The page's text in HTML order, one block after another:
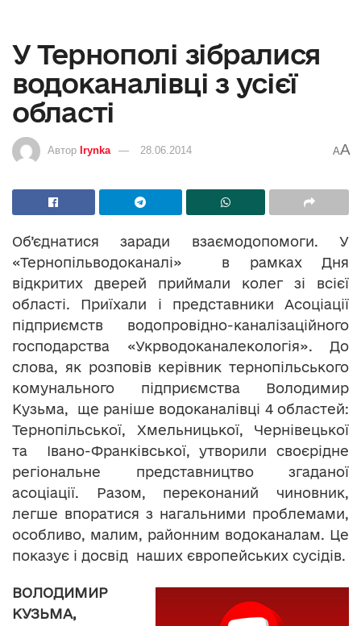
У Тернополі зібралися
водоканалівці з усієї
області
Автор Irynka 28.06.2014 AA
Об’єднатися заради взаємодопомоги. У
«Тернопільводоканалі» в рамках Дня
відкритих дверей приймали колег зі всієї
області. Приїхали і представники Асоціації
підприємств водопровідно-каналізаційного
господарства «Укрводоканалекологія». До
слова, як розповів керівник тернопільського
комунального підприємства Володимир
Кузьма, ще раніше водоканалівці 4 областей:
Тернопільської, Хмельницької, Чернівецької
та Івано-Франківської, утворили своєрідне
регіональне представництво згаданої
асоціації. Разом, переконаний чиновник,
легше впоратися з нагальними проблемами,
особливо, малим, районним водоканалам. Це
показує і досвід наших європейських сусідів.
ВОЛОДИМИР
КУЗЬМА,